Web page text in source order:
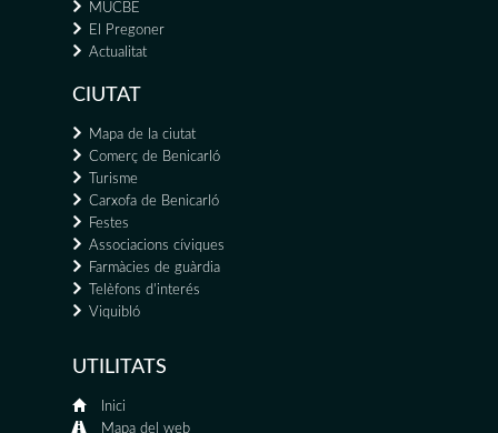
MUCBE
El Pregoner
Actualitat
CIUTAT
Mapa de la ciutat
Comerç de Benicarló
Turisme
Carxofa de Benicarló
Festes
Associacions cíviques
Farmàcies de guàrdia
Telèfons d'interés
Viquibló
UTILITATS
Inici
Mapa del web